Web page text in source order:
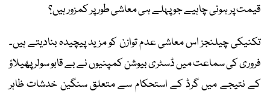
قیمت پر ہونی چاہیے جو پہلے ہی معاشی طور پر کمزور ہیں؟
تکنیکی چیلنجز اس معاشی عدم توازن کو مزید پیچیدہ بنادیتے ہیں۔
فروری کی سماعت میں ڈسٹری بیوشن کمپنیوں نے بے قابو سولر پھیلاؤ
کے نتیجے میں گرڈ کے استحکام سے متعلق سنگین خدشات ظاہر